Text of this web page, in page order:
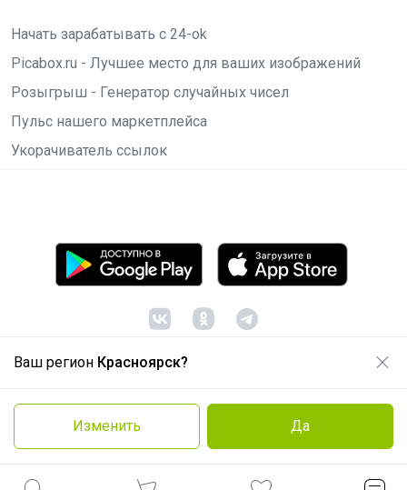
Ваш регион Красноярск?
Изменить Да
Начать зарабатывать с 24-ok
Picabox.ru - Лучшее место для ваших изображений
Розыгрыш - Генератор случайных чисел
Пульс нашего маркетплейса
Укорачиватель ссылок
© ООО "Лявита", ОГРН 1122468054070, 2012 -2026
Политика конфиденциальности
Cоглашение пользователя